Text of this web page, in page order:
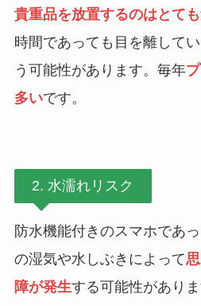
貴重品を放置するのはとて
時間であっても目を離して
う可能性があります。毎年
多いです。
2. 水濡れリスク
防水機能付きのスマホであ
の湿気や水しぶきによって
障が発生する可能性があり